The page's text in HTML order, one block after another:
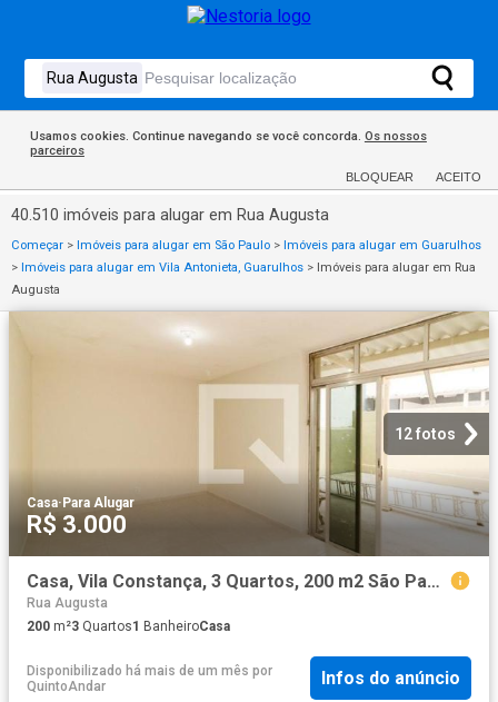
Usamos cookies. Continue navegando se você concorda. Os nossos
parceiros
BLOQUEAR ACEITO
40.510 imóveis para alugar em Rua Augusta
Começar > Imóveis para alugar em São Paulo > Imóveis para alugar em Guarulhos
> Imóveis para alugar em Vila Antonieta, Guarulhos > Imóveis para alugar em Rua
Augusta
12 fotos
Casa· Para Alugar
R$ 3.000
Casa, Vila Constança, 3 Quartos, 200 m2 São Paulo
Rua Augusta
200 m²3 Quartos1 BanheiroCasa
Disponibilizado há mais de um mês por
QuintoAndar
Infos do anúncio